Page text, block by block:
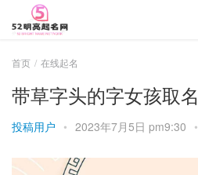
首页 在线起名
带草字头的字女孩取名
投稿用户 • 2023年7月5日 pm9:30 •